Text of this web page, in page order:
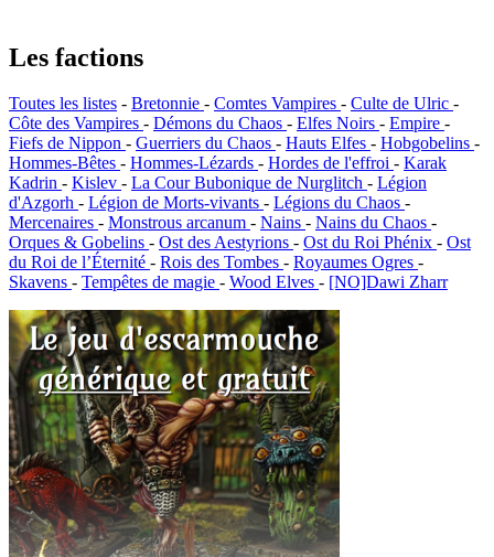
Les factions
Toutes les listes - Bretonnie - Comtes Vampires - Culte de Ulric -
Côte des Vampires - Démons du Chaos - Elfes Noirs - Empire -
Fiefs de Nippon - Guerriers du Chaos - Hauts Elfes - Hobgobelins -
Hommes-Bêtes - Hommes-Lézards - Hordes de l'effroi - Karak
Kadrin - Kislev - La Cour Bubonique de Nurglitch - Légion
d'Azgorh - Légion de Morts-vivants - Légions du Chaos -
Mercenaires - Monstrous arcanum - Nains - Nains du Chaos -
Orques & Gobelins - Ost des Aestyrions - Ost du Roi Phénix - Ost
du Roi de l’Éternité - Rois des Tombes - Royaumes Ogres -
Skavens - Tempêtes de magie - Wood Elves - [NO]Dawi Zharr